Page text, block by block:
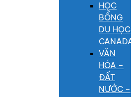
HỌC
BỔNG
DU HỌC
CANADA
VĂN
HÓA –
ĐẤT
NƯỚC –